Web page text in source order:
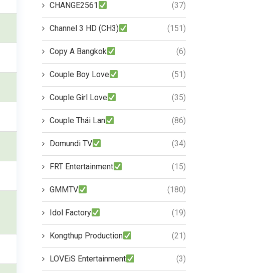
CHANGE2561 (37)
Channel 3 HD (CH3) (151)
Copy A Bangkok (6)
Couple Boy Love (51)
Couple Girl Love (35)
Couple Thái Lan (86)
Domundi TV (34)
FRT Entertainment (15)
GMMTV (180)
Idol Factory (19)
Kongthup Production (21)
LOVEiS Entertainment (3)